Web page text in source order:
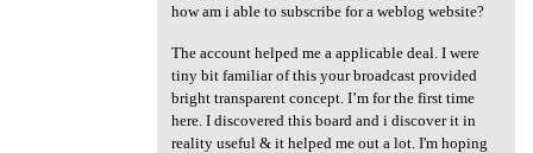
how am i able to subscribe for a weblog website?
The account helped me a applicable deal. I were
tiny bit familiar of this your broadcast provided
bright transparent concept. I’m for the first time
here. I discovered this board and i discover it in
reality useful & it helped me out a lot. I'm hoping